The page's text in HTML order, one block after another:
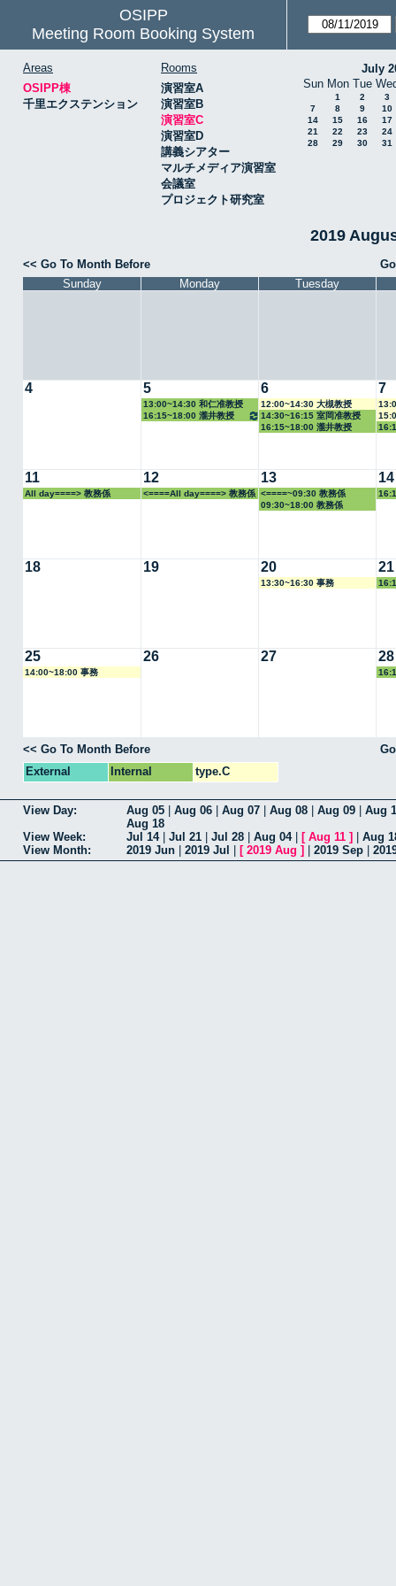
OSIPP
Meeting Room Booking System
Areas
OSIPP棟
千里エクステンション
Rooms
演習室A
演習室B
演習室C
演習室D
講義シアター
マルチメディア演習室
会議室
プロジェクト研究室
July
Sun Mon Tue
1 2
3
7
8 9
10
14
15 16
17
21
22 23
24
28
29 30 31
2019
<< Go To Month Before
Sunday
Monday Tuesday
4 5
13:00~14:30 和仁准教授
16:15~18:00 瀧井教授
6
12:00~14:30 大槻教授
14:30~16:15 室岡准教授
16:15~18:00 瀧井教授
7
11
All day====> 教務係
12
<====All day====> 教務係
13
<====~09:30 教務係
09:30~18:00 教務係
14
18 19 20
13:30~16:30 事務
21
25
14:00~18:00 事務
26 27 28
<< Go To Month Before
External
Internal type.C
View Day: Aug 05 Aug 06 Aug 07 Aug 08 Aug 09
Aug
Aug 18
View Week:
Jul 14| Jul 21 Jul 28 Aug 04| [ Aug 11 ]
Aug
View Month:
2019 Jun 2019 Jul [ 2019 Aug ] 2019 Sep